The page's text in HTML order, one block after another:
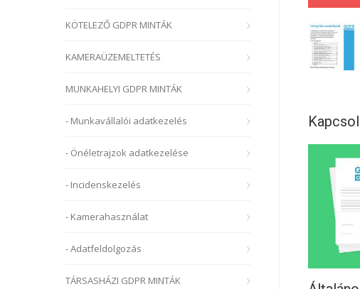
KÖTELEZŐ GDPR MINTÁK
KAMERAÜZEMELTETÉS
MUNKAHELYI GDPR MINTÁK
- Munkavállalói adatkezelés
- Önéletrajzok adatkezelése
- Incidenskezelés
- Kamerahasználat
- Adatfeldolgozás
TÁRSASHÁZI GDPR MINTÁK